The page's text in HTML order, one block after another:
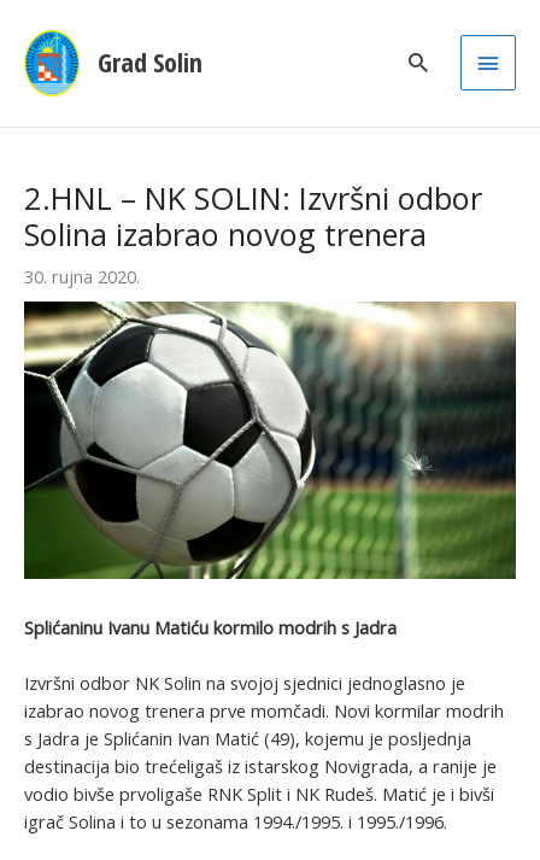
Grad Solin
Main
2.HNL – NK SOLIN: Izvršni odbor
Solina izabrao novog trenera
30. rujna 2020.
Splićaninu Ivanu Matiću kormilo modrih s Jadra
Izvršni odbor NK Solin na svojoj sjednici jednoglasno je
izabrao novog trenera prve momčadi. Novi kormilar modrih
s Jadra je Splićanin Ivan Matić (49), kojemu je posljednja
destinacija bio trećeligaš iz istarskog Novigrada, a ranije je
vodio bivše prvoligaše RNK Split i NK Rudeš. Matić je i bivši
igrač Solina i to u sezonama 1994./1995. i 1995./1996.